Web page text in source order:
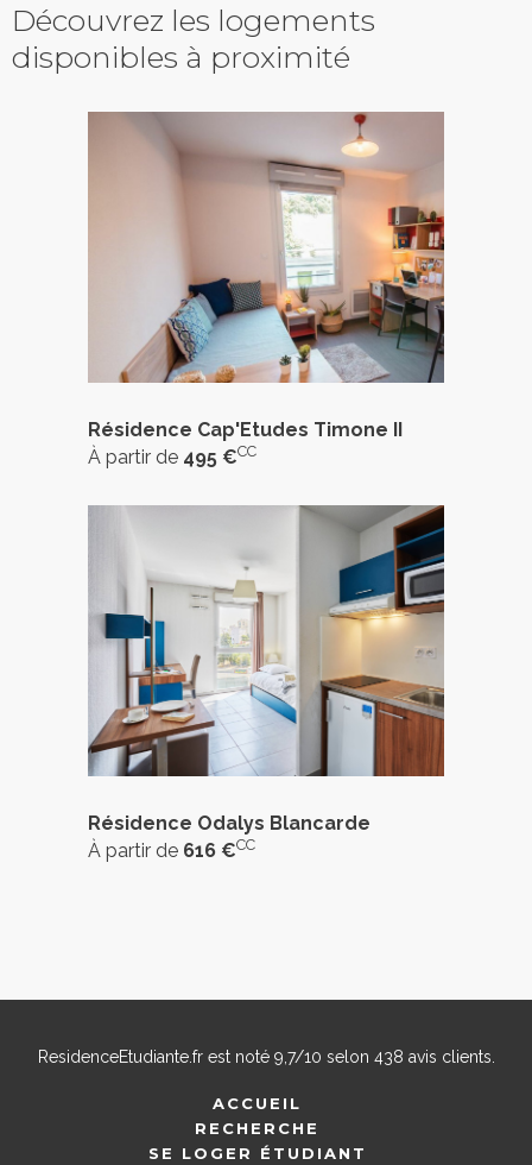
Découvrez les logements
disponibles à proximité
Résidence Cap'Etudes Timone II
À partir de 495 €CC
Résidence Odalys Blancarde
À partir de 616 €CC
ResidenceEtudiante.frest noté 9,7/10 selon 438 avis clients.
ACCUEIL
RECHERCHE
SE LOGER ÉTUDIANT